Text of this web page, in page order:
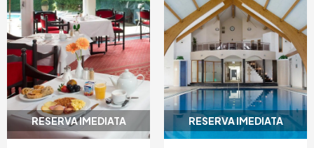
RESERVA IMEDIATA RESERVA IMEDIATA